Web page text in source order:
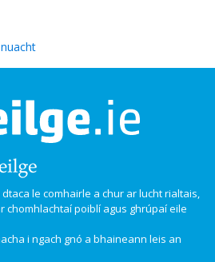
le comhairle a chur ar lucht rialtais,
chomhlachtaí poiblí agus ghrúpaí eile
i ngach gnó a bhaineann leis an